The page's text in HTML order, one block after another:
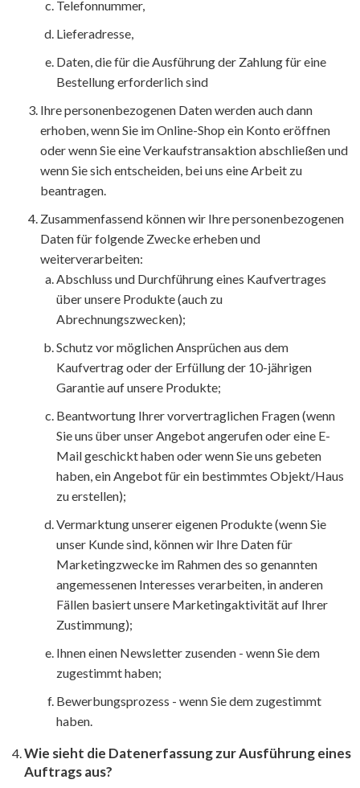
Telefonnummer,
Lieferadresse,
Daten, die für die Ausführung der Zahlung für eine
Bestellung erforderlich sind
Ihre personenbezogenen Daten werden auch dann
erhoben, wenn Sie im Online-Shop ein Konto eröffnen
oder wenn Sie eine Verkaufstransaktion abschließen und
wenn Sie sich entscheiden, bei uns eine Arbeit zu
beantragen.
Zusammenfassend können wir Ihre personenbezogenen
Daten für folgende Zwecke erheben und
weiterverarbeiten:
Abschluss und Durchführung eines Kaufvertrages
über unsere Produkte (auch zu
Abrechnungszwecken);
Schutz vor möglichen Ansprüchen aus dem
Kaufvertrag oder der Erfüllung der 10-jährigen
Garantie auf unsere Produkte;
Beantwortung Ihrer vorvertraglichen Fragen (wenn
Sie uns über unser Angebot angerufen oder eine E-
Mail geschickt haben oder wenn Sie uns gebeten
haben, ein Angebot für ein bestimmtes Objekt/Haus
zu erstellen);
Vermarktung unserer eigenen Produkte (wenn Sie
unser Kunde sind, können wir Ihre Daten für
Marketingzwecke im Rahmen des so genannten
angemessenen Interesses verarbeiten, in anderen
Fällen basiert unsere Marketingaktivität auf Ihrer
Zustimmung);
Ihnen einen Newsletter zusenden - wenn Sie dem
zugestimmt haben;
Bewerbungsprozess - wenn Sie dem zugestimmt
haben.
Wie sieht die Datenerfassung zur Ausführung eines
Auftrags aus?